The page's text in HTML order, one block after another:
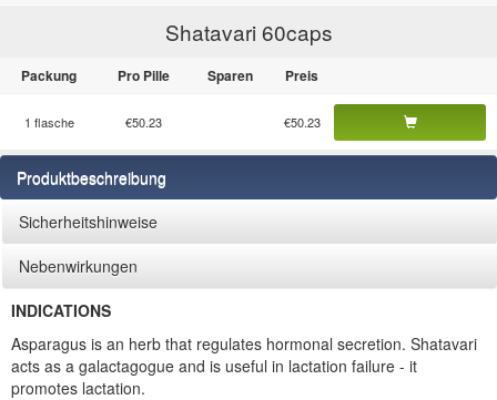
Shatavari 60caps
Packung Pro Pille Sparen Preis
1 flasche €50.23 €50.23
Produktbeschreibung
Sicherheitshinweise
Nebenwirkungen
INDICATIONS
Asparagus is an herb that regulates hormonal secretion. Shatavari
acts as a galactagogue and is useful in lactation failure - it
promotes lactation.